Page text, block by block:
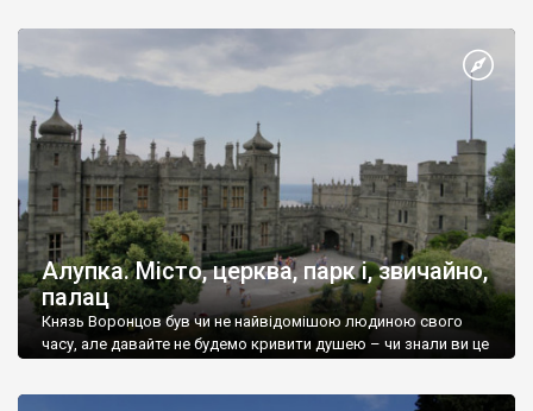
Алупка. Місто, церква, парк і, звичайно,
палац
Князь Воронцов був чи не найвідомішою людиною свого
часу, але давайте не будемо кривити душею – чи знали ви це